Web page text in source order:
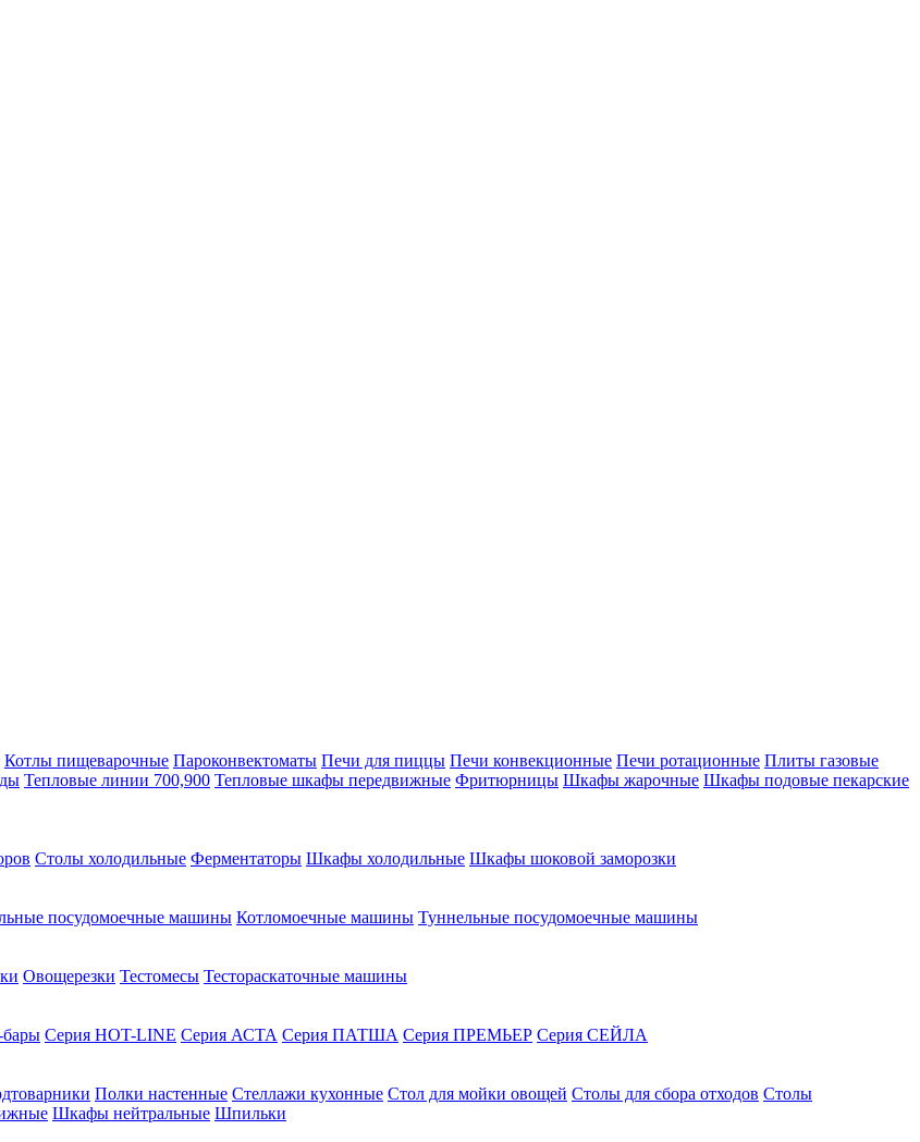
Котлы пищеварочные Пароконвектоматы Печи для пиццы Печи конвекционные Печи ротационные Плиты газовые
Тепловые линии 700,900 Тепловые шкафы передвижные Фритюрницы Шкафы жарочные Шкафы подовые пекарские
Столы холодильные Ферментаторы Шкафы холодильные Шкафы шоковой заморозки
посудомоечные машины Котломоечные машины Туннельные посудомоечные машины
Овощерезки Тестомесы Тестораскаточные машины
бары Серия HOT-LINE Серия АСТА Серия ПАТША Серия ПРЕМЬЕР Серия СЕЙЛА
Полки настенные Стеллажи кухонные Стол для мойки овощей Столы для сбора отходов Столы
Шкафы нейтральные Шпильки